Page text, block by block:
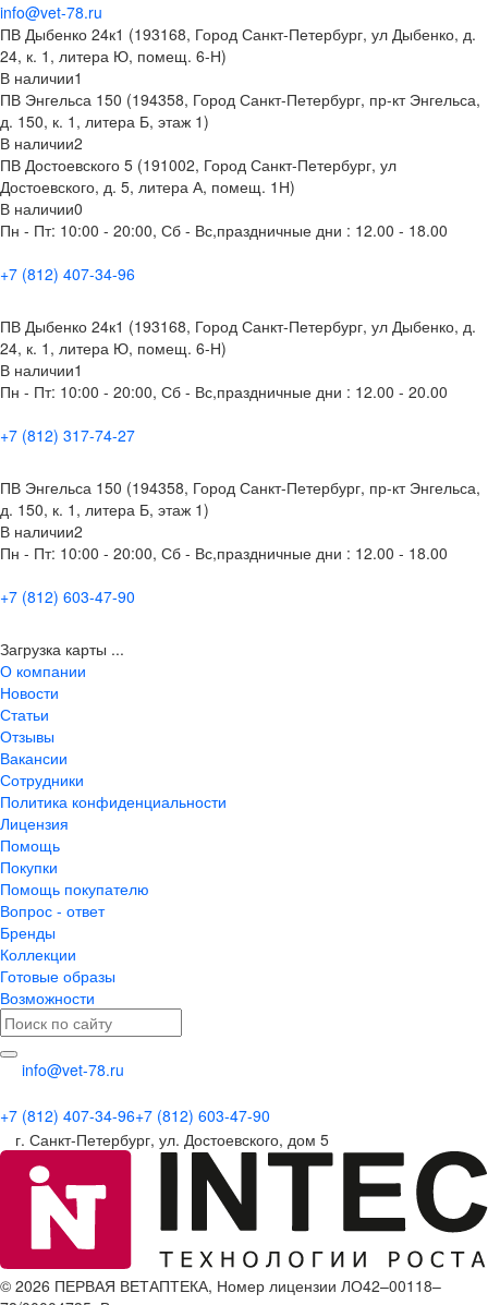
info@vet-78.ru
ПВ Дыбенко 24к1 (193168, Город Санкт-Петербург, ул Дыбенко, д.
24, к. 1, литера Ю, помещ. 6-Н)
В наличии1
ПВ Энгельса 150 (194358, Город Санкт-Петербург, пр-кт Энгельса,
д. 150, к. 1, литера Б, этаж 1)
В наличии2
ПВ Достоевского 5 (191002, Город Санкт-Петербург, ул
Достоевского, д. 5, литера А, помещ. 1Н)
В наличии0
Пн - Пт: 10:00 - 20:00, Сб - Вс,праздничные дни : 12.00 - 18.00
+7 (812) 407-34-96
ПВ Дыбенко 24к1 (193168, Город Санкт-Петербург, ул Дыбенко, д.
24, к. 1, литера Ю, помещ. 6-Н)
В наличии1
Пн - Пт: 10:00 - 20:00, Сб - Вс,праздничные дни : 12.00 - 20.00
+7 (812) 317-74-27
ПВ Энгельса 150 (194358, Город Санкт-Петербург, пр-кт Энгельса,
д. 150, к. 1, литера Б, этаж 1)
В наличии2
Пн - Пт: 10:00 - 20:00, Сб - Вс,праздничные дни : 12.00 - 18.00
+7 (812) 603-47-90
Загрузка карты ...
О компании
Новости
Статьи
Отзывы
Вакансии
Сотрудники
Политика конфиденциальности
Лицензия
Помощь
Покупки
Помощь покупателю
Вопрос - ответ
Бренды
Коллекции
Готовые образы
Возможности
info@vet-78.ru
+7 (812) 407-34-96+7 (812) 603-47-90
г. Санкт-Петербург, ул. Достоевского, дом 5
© 2026 ПЕРВАЯ ВЕТАПТЕКА, Номер лицензии ЛО42–00118–